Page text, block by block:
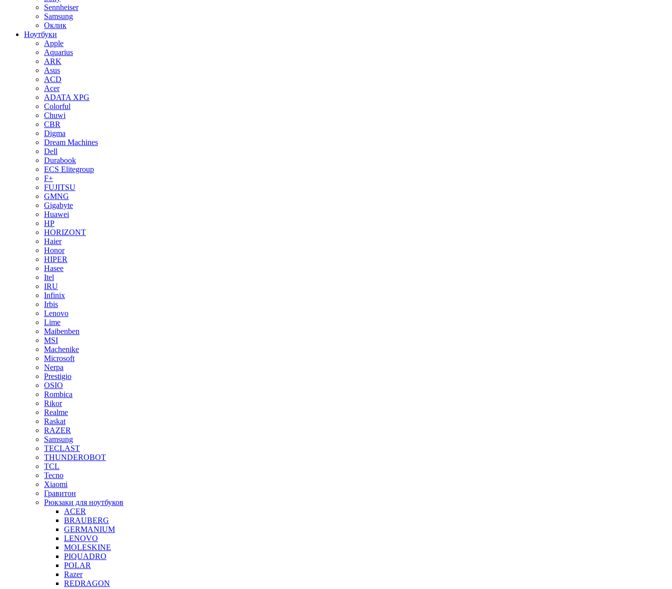
Sennheiser
Samsung
Оклик
Ноутбуки
Apple
Aquarius
ARK
Asus
ACD
Acer
ADATA XPG
Colorful
Chuwi
CBR
Digma
Dream Machines
Dell
Durabook
ECS Elitegroup
F+
FUJITSU
GMNG
Gigabyte
Huawei
HP
HORIZONT
Haier
Honor
HIPER
Hasee
Itel
IRU
Infinix
Irbis
Lenovo
Lime
Maibenben
MSI
Machenike
Microsoft
Nerpa
Prestigio
OSIO
Rombica
Rikor
Realme
Raskat
RAZER
Samsung
TECLAST
THUNDEROBOT
TCL
Tecno
Xiaomi
Гравитон
Рюкзаки для ноутбуков
ACER
BRAUBERG
GERMANIUM
LENOVO
MOLESKINE
PIQUADRO
POLAR
Razer
REDRAGON